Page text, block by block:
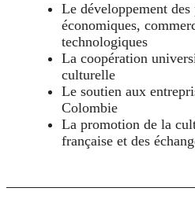
Le développement des
économiques,
technologiques
La coopération
culturelle
Le soutien aux
Colombie
La promotion de la
française et des